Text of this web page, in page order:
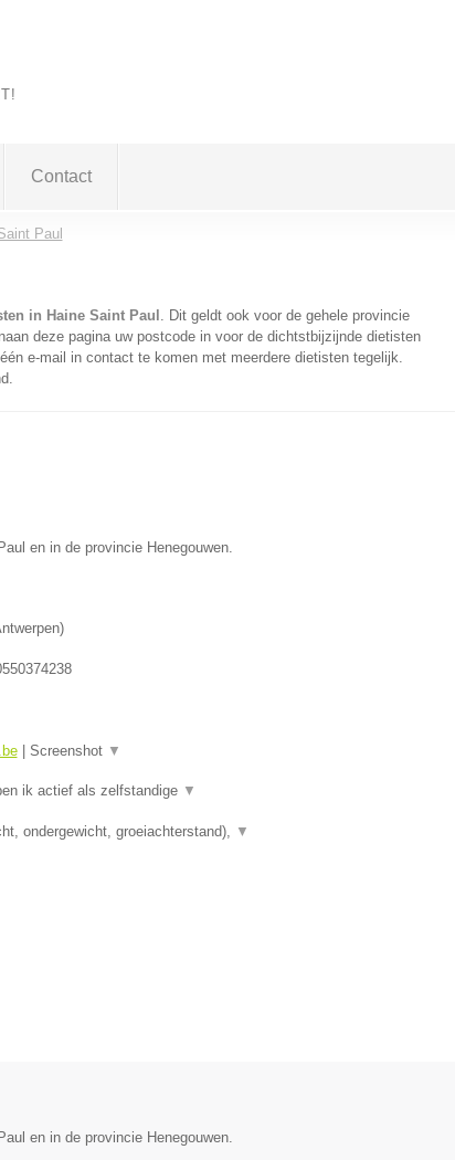
Contact
Paul
in Haine Saint Paul . Dit geldt ook voor de gehele provincie
deze pagina uw postcode in voor de dichtstbijzijnde dietisten
e-mail in contact te komen met meerdere dietisten tegelijk.
en in de provincie Henegouwen.
)
| Screenshot ▼
ik actief als zelfstandige ▼
ondergewicht, groeiachterstand), ▼
en in de provincie Henegouwen.